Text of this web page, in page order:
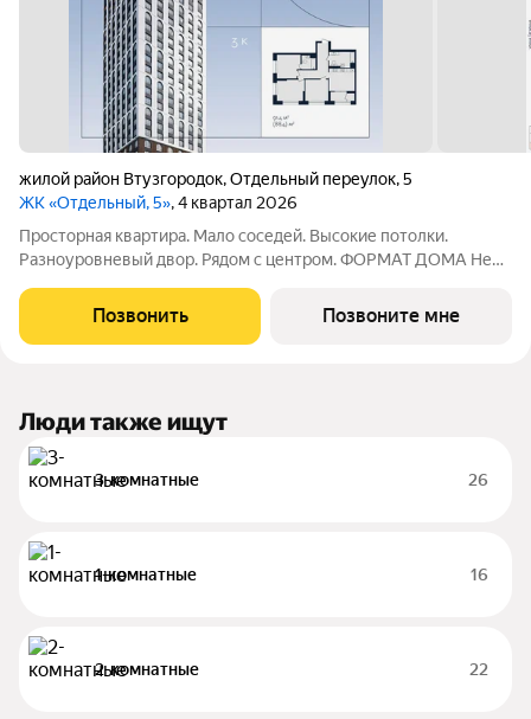
жилой район Втузгородок,Отдельный переулок,5
ЖК «Отдельный, 5», 4 квартал 2026
Просторная квартира. Мало соседей. Высокие потолки.
Разноуровневый двор. Рядом с центром. ФОРМАТ ДОМА Не
квартиры Принципиальное отсутствие студий Лобби с
рецепцией безопасность и удобство
Позвонить Позвоните мне
Люди также ищут
3-комнатные 26
1-комнатные 16
2-комнатные 22